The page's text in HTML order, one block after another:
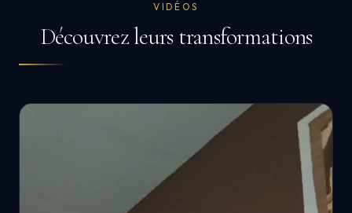
VIDÉOS
Découvrez leurs transformations